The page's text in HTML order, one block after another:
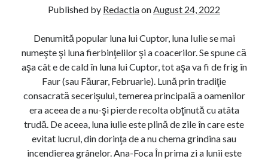
A
(
F
l
o
r
a
r
)
ţ
i
ş
i
o
b
i
c
e
i
Published by RedactiaonAugust 24, 2022
Denumită popular luna lui Cuptor, luna Iulie se mai
numeşte şi luna fierbinţelilor şi a coacerilor. Se spune că
aşa cât e de cald în luna lui Cuptor, tot aşa va fi de frig în
Faur (sau Făurar, Februarie). Lună prin tradiţie
consacrată secerişului, temerea principală a oamenilor
era aceea de a nu-şi pierde recolta obţinută cu atâta
trudă. De aceea, luna iulie este plină de zile în care este
evitat lucrul, din dorinţa de a nu chema grindina sau
incendierea grânelor. Ana-Foca În prima zi a lunii este